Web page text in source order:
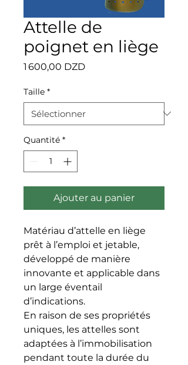
Attelle de
poignet en liège
1 600,00 DZDPrix
Taille *
Quantité *
Ajouter au panier
Matériau d’attelle en liège
prêt à l’emploi et jetable,
développé de manière
innovante et applicable dans
un large éventail
d’indications.
En raison de ses propriétés
uniques, les attelles sont
adaptées à l’immobilisation
pendant toute la durée du